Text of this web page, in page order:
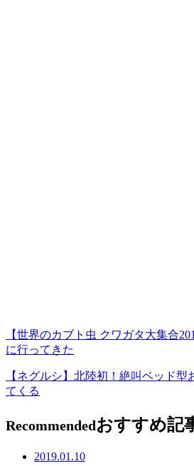
【世界のカブト虫 クワガタ大集合
に行ってきた
【ネグルシ】北陸初！絶叫ベッド型
てくる
Recommendedおすすめ記
2019.01.10